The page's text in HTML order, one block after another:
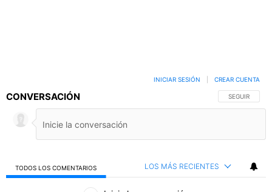
CONVERSACIÓN SIGA ESTA
SEGUIR
INICIAR SESIÓN CREAR CUENTA
TODOS LOS COMENTARIOS LOS MÁS RECIENTES
Todos los comentarios